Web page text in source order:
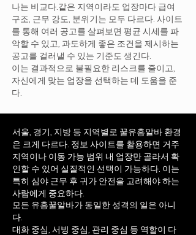
나는 비교다.같은 지역이라도 업장마다 급여
구조, 근무 강도, 분위기는 모두 다르다. 사이트
를 통해 여러 공고를 살펴보면 평균 시세를 파
악할 수 있고, 과도하게 좋은 조건을 제시하는
공고를 걸러낼 수 있는 기준도 생긴다.
이는 결과적으로 불필요한 리스크를 줄이고,
자신에게 맞는 업장을 선택하는 데 도움을 준
다.
서울, 경기, 지방 등 지역별로 꿀유흥알바 환경
은 크게 다르다. 정보 사이트를 활용하면 거주
지역이나 이동 가능 범위 내 업장만 골라서 확
인할 수 있어 실질적인 선택이 가능하다. 이는
특히 심야 근무 후 귀가 안전을 고려해야 하는
사람에게 중요하다.
모든 유흥꿀알바가 동일한 성격의 일은 아니
다.
대화 중심, 서빙 중심, 관리 중심 등 역할이 다